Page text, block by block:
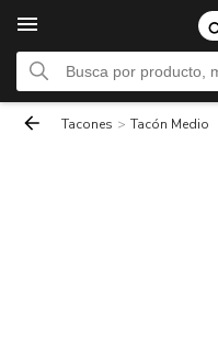
Tacones > Tacón Medio